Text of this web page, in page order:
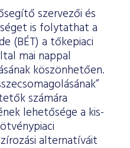
szervezői és
is folytathat a
(BÉT) a tőkepiaci
mai nappal
köszönhetően.
számára
lehetősége a kis-
alternatíváit